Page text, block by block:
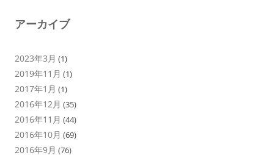
アーカイブ
2023年3月 (1)
2019年11月 (1)
2017年1月 (1)
2016年12月 (35)
2016年11月 (44)
2016年10月 (69)
2016年9月 (76)